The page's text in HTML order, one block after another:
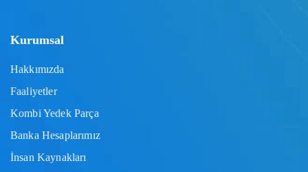
Kurumsal
Hakkımızda
Faaliyetler
Kombi Yedek Parça
Banka Hesaplarımız
İnsan Kaynakları